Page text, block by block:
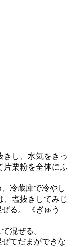
きし、水気をきっ
片栗粉を全体にふ
冷蔵庫で冷やし
塩抜きしてみじ
る。 《ぎゅう
混ぜる。
てだまができな